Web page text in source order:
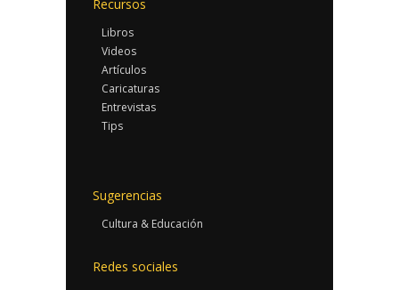
Recursos
Libros
Videos
Artículos
Caricaturas
Entrevistas
Tips
Sugerencias
Cultura & Educación
Redes sociales